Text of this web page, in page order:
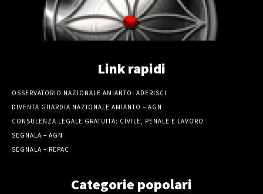
Link rapidi
OSSERVATORIO NAZIONALE AMIANTO: ADERISCI
DIVENTA GUARDIA NAZIONALE AMIANTO – AGN
CONSULENZA LEGALE GRATUITA: CIVILE, PENALE E LAVORO
SEGNALA – AGN
SEGNALA – REPAC
Categorie popolari